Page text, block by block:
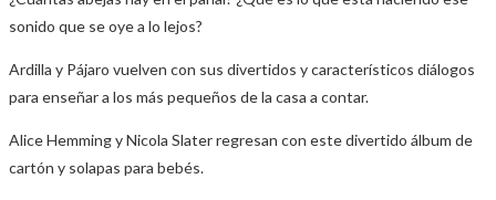
sonido que se oye a lo lejos?
Ardilla y Pájaro vuelven con sus divertidos y característicos diálogos
para enseñar a los más pequeños de la casa a contar.
Alice Hemming y Nicola Slater regresan con este divertido álbum de
cartón y solapas para bebés.